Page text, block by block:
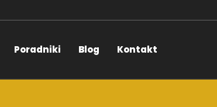
Poradniki Blog Kontakt